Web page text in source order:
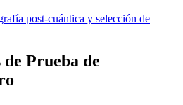
post-cuántica y selección de
Prueba de